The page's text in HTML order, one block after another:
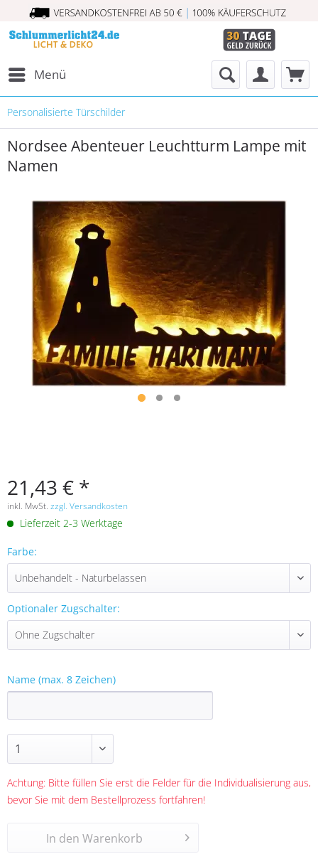
Menü
Personalisierte Türschilder
Nordsee Abenteuer Leuchtturm Lampe mit
Namen
21,43 € *
inkl. MwSt. zzgl. Versandkosten
Lieferzeit 2-3 Werktage
Farbe:
Optionaler Zugschalter:
Name (max. 8 Zeichen)
Achtung: Bitte füllen Sie erst die Felder für die Individualisierung aus,
bevor Sie mit dem Bestellprozess fortfahren!
In den Warenkorb